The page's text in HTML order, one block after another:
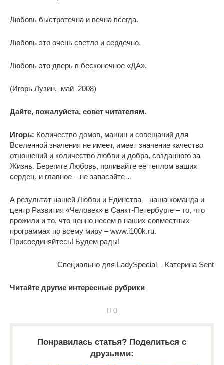
Любовь быстротечна и вечна всегда.
Любовь это очень светло и сердечно,
Любовь это дверь в бесконечное «ДА».
(Игорь Лузин, май 2008)
Дайте, пожалуйста, совет читателям.
Игорь: Количество домов, машин и совещаний для
Вселенной значения не имеет, имеет значение качество
отношений и количество любви и добра, созданного за
Жизнь. Берегите Любовь, поливайте её теплом ваших
сердец, и главное – не запасайте…
А результат нашей Любви и Единства – наша команда и
центр Развития «Человек» в Санкт-Петербурге – то, что
прожили и то, что ценно несем в наших совместных
программах по всему миру – www.i100k.ru.
Присоединяйтесь! Будем рады!
Специально для LadySpecial – Катерина Sent
Читайте другие интересные рубрики
0
Понравилась статья? Поделиться с
друзьями: